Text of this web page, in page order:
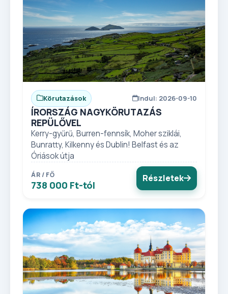
Körutazások Indul: 2026-09-10
ÍRORSZÁG NAGYKÖRUTAZÁS
REPÜLŐVEL
Kerry-gyűrű, Burren-fennsík, Moher sziklái,
Bunratty, Kilkenny és Dublin! Belfast és az
Óriások útja
ÁR / FŐ
738 000 Ft-tól
Részletek